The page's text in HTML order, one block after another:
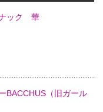
ナック 華
BACCHUS（旧ガール